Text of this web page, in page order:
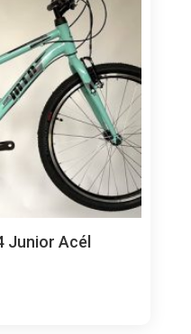
Junior Acél